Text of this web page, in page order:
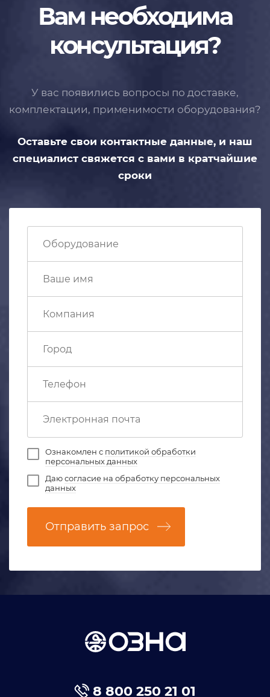
Вам необходима
консультация?
У вас появились вопросы по доставке,
комплектации, применимости оборудования?
Оставьте свои контактные данные, и наш
специалист свяжется с вами в кратчайшие
сроки
Ознакомлен с политикой обработки
персональных данных
Даюсогласие на обработку персональных
данных
Отправить запрос
8 800 250 21 01